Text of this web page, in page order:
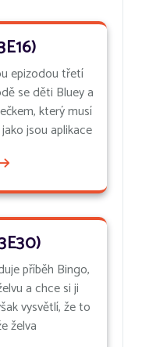
epizodou třetí
se děti Bluey a
který musí
jsou aplikace
příběh Bingo,
a chce si ji
vysvětlí, že to
želva